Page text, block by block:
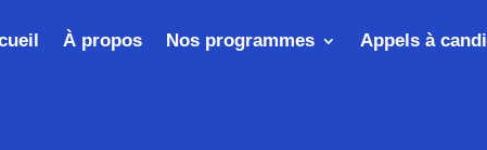
À propos Nos programmes Appels à